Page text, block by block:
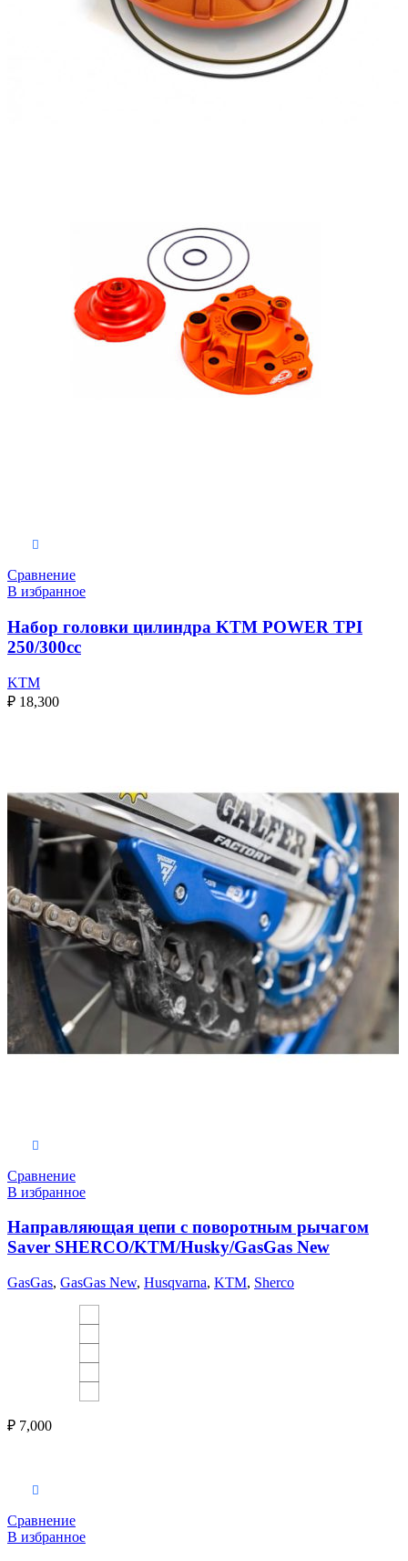
Сравнение
В избранное
Набор головки цилиндра KTM POWER TPI
250/300cc
KTM
₽ 18,300
Сравнение
В избранное
Направляющая цепи с поворотным рычагом
Saver SHERCO/KTM/Husky/GasGas New
GasGas, GasGas New, Husqvarna, KTM, Sherco
₽ 7,000
Сравнение
В избранное